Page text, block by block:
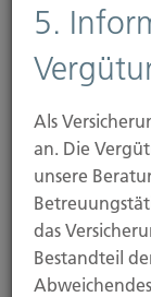
am...
gar nicht
5.
Als
an. Die
unsere
das
Bestandteil